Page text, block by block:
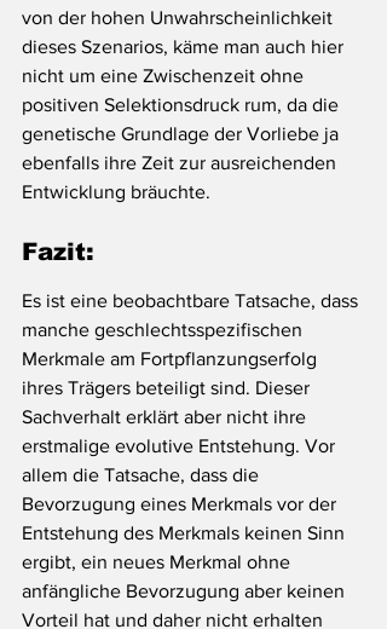
von der hohen Unwahrscheinlichkeit
dieses Szenarios, käme man auch hier
nicht um eine Zwischenzeit ohne
positiven Selektionsdruck rum, da die
genetische Grundlage der Vorliebe ja
ebenfalls ihre Zeit zur ausreichenden
Entwicklung bräuchte.
Fazit:
Es ist eine beobachtbare Tatsache, dass
manche geschlechtsspezifischen
Merkmale am Fortpflanzungserfolg
ihres Trägers beteiligt sind. Dieser
Sachverhalt erklärt aber nicht ihre
erstmalige evolutive Entstehung. Vor
allem die Tatsache, dass die
Bevorzugung eines Merkmals vor der
Entstehung des Merkmals keinen Sinn
ergibt, ein neues Merkmal ohne
anfängliche Bevorzugung aber keinen
Vorteil hat und daher nicht erhalten